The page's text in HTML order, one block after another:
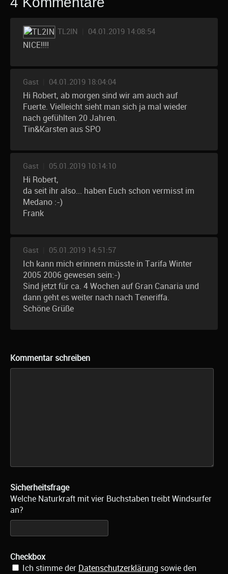
TL2IN 04.01.2019 14:08:54
NICE!!!!
Gast 04.01.2019 18:04:04
Hi Robert, ab morgen sind wir am auch auf
Fuerte. Vielleicht sieht man sich ja mal wieder
nach gefühlten 20 Jahren.
Tin&Karsten aus SPO
Gast 05.01.2019 10:14:10
Hi Robert,
da seit ihr also... haben Euch schon vermisst im
Medano :-)
Frank
Gast 05.01.2019 14:51:57
Ich kann mich erinnern müsste in Tarifa Winter
2005 2006 gewesen sein:-)
Sind jetzt für ca. 4 Wochen auf Gran Canaria und
dann geht es weiter nach nach Teneriffa.
Schöne Grüße
Kommentar schreiben
Sicherheitsfrage
Welche Naturkraft mit vier Buchstaben treibt Windsurfer
an?
Checkbox
Ich stimme der Datenschutzerklärung sowie den